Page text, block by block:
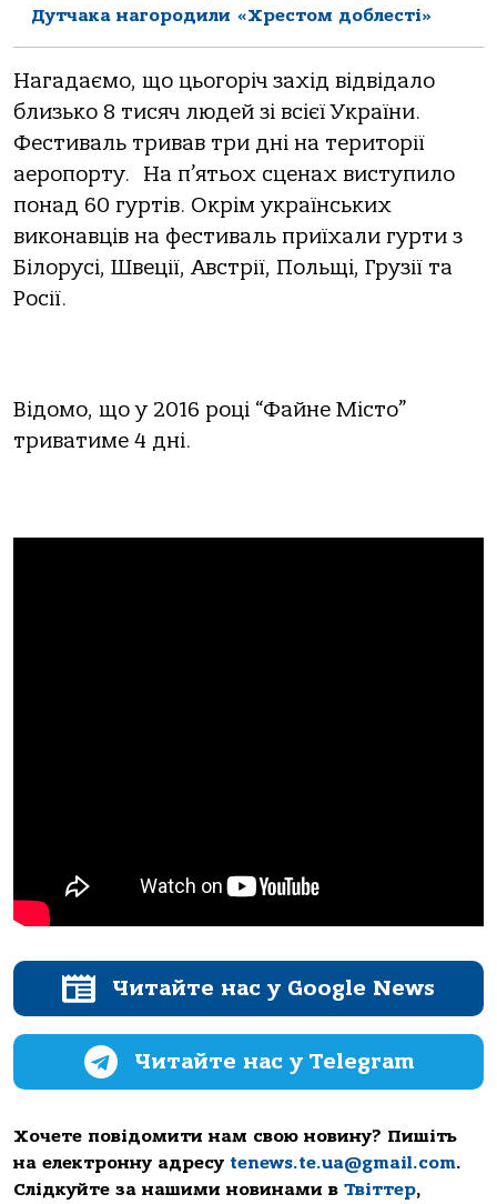
Дутчака нагородили «Хрестом доблесті»
Нагадаємо, що цьогоріч захід відвідало
близько 8 тисяч людей зі всієї України.
Фестиваль тривав три дні на території
аеропорту. На п’ятьох сценах виступило
понад 60 гуртів. Окрім українських
виконавців на фестиваль приїхали гурти з
Білорусі, Швеції, Австрії, Польщі, Грузії та
Росії.
Відомо, що у 2016 році “Файне Місто”
триватиме 4 дні.
Читайте нас у Google News
Читайте нас у Telegram
Хочете повідомити нам свою новину? Пишіть
на електронну адресу tenews.te.ua@gmail.com.
Слідкуйте за нашими новинами в Твіттер,